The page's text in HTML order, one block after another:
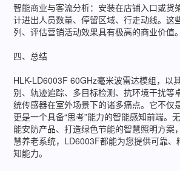
智能商业与客流分析：安装在店铺入口或货
计进出人员数量、停留区域、行走动线。这
列、评估营销活动效果具有极高的商业价值。
四、总结
HLK-LD6003F 60GHz毫米波雷达模组，以
别、轨迹追踪、多目标检测、抗环境干扰等
统传感器在室外场景下的诸多痛点。它不仅
更是一个具备“思考”能力的智能感知前端。
能安防产品、打造绿色节能的智慧照明方案
慧养老系统，LD6003F都能为您提供可靠
知能力。